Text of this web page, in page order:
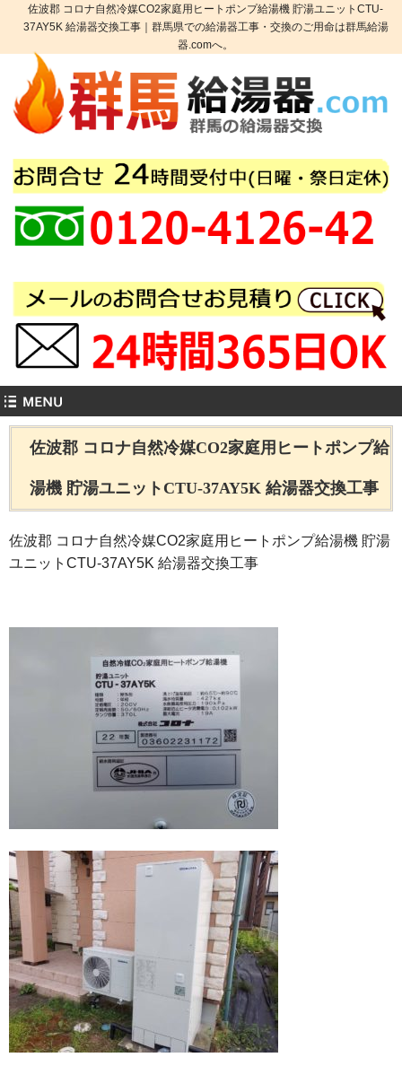
佐波郡 コロナ自然冷媒CO2家庭用ヒートポンプ給湯機 貯湯ユニットCTU-
37AY5K 給湯器交換工事｜群馬県での給湯器工事・交換のご用命は群馬給湯
器.comへ。
佐波郡 コロナ自然冷媒CO2家庭用ヒートポンプ給
湯機 貯湯ユニットCTU-37AY5K 給湯器交換工事
佐波郡 コロナ自然冷媒CO2家庭用ヒートポンプ給湯機 貯湯
ユニットCTU-37AY5K 給湯器交換工事